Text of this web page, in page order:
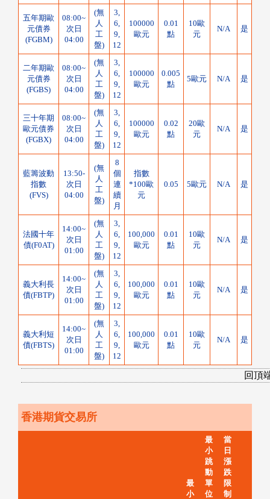
五年期歐
元債券
(FGBM)
08:00~
次日
04:00
(無
人
工
盤)
3,
6,
9,
12
100000
歐元
0.01
點
10歐
元
N/A 是
二年期歐
元債券
(FGBS)
08:00~
次日
04:00
(無
人
工
盤)
3,
6,
9,
12
100000
歐元
0.005
點
5歐元 N/A 是
三十年期
歐元債券
(FGBX)
08:00~
次日
04:00
(無
人
工
盤)
3,
6,
9,
12
100000
歐元
0.02
點
20歐
元
N/A 是
藍籌波動
指數
(FVS)
13:50-
次日
04:00
(無
人
工
盤)
8
個
連
續
月
指數
*100歐
元
0.05 5歐元 N/A 是
法國十年
債(F0AT)
14:00~
次日
01:00
(無
人
工
盤)
3,
6,
9,
12
100,000
歐元
0.01
點
10歐
元
N/A 是
義大利長
債(FBTP)
14:00~
次日
01:00
(無
人
工
盤)
3,
6,
9,
12
100,000
歐元
0.01
點
10歐
元
N/A 是
義大利短
債(FBTS)
14:00~
次日
01:00
(無
人
工
盤)
3,
6,
9,
12
100,000
歐元
0.01
點
10歐
元
N/A 是
回頂
香港期貨交易所
最
小
最
小
跳
動
單
位
當
日
漲
跌
限
制